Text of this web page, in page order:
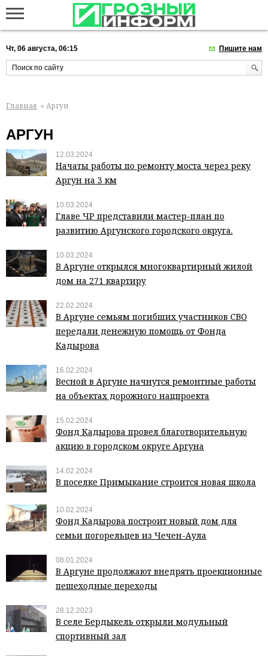
Чт, 06 августа, 06:15 Пишите нам
Главная » Аргун
АРГУН
12.03.2024
Начаты работы по ремонту моста через реку
Аргун на 3 км
10.03.2024
Главе ЧР представили мастер-план по
развитию Аргунского городского округа.
10.03.2024
В Аргуне открылся многоквартирный жилой
дом на 271 квартиру
22.02.2024
В Аргуне семьям погибших участников СВО
передали денежную помощь от Фонда
Кадырова
16.02.2024
Весной в Аргуне начнутся ремонтные работы
на объектах дорожного нацпроекта
15.02.2024
Фонд Кадырова провел благотворительную
акцию в городском округе Аргуна
14.02.2024
В поселке Примыкание строится новая школа
10.02.2024
Фонд Кадырова построит новый дом для
семьи погорельцев из Чечен-Аула
08.01.2024
В Аргуне продолжают внедрять проекционные
пешеходные переходы
28.12.2023
В селе Бердыкель открыли модульный
спортивный зал